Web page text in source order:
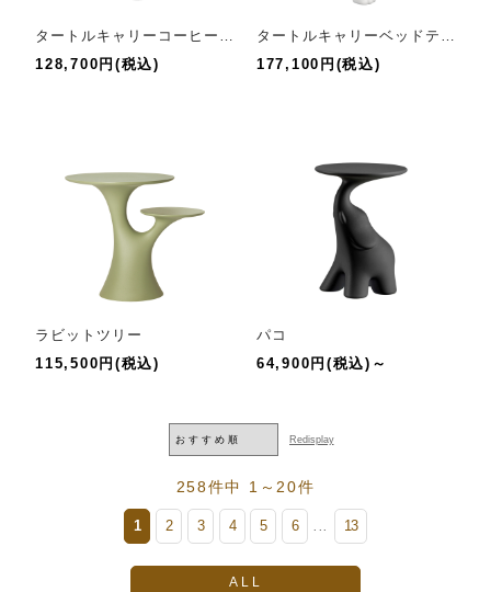
128,700円(税込)
177,100円(税込)
ラビットツリー
115,500円(税込)
パコ
64,900円(税込)～
258件中 1～20件
1 2 3 4 5 6 ... 13
ALL